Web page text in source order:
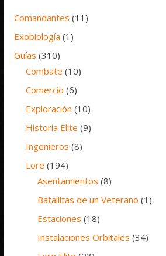
Comandantes (11)
Exobiología (1)
Guías (310)
Combate (10)
Comercio (6)
Exploración (10)
Historia Elite (9)
Ingenieros (8)
Lore (194)
Asentamientos (8)
Batallitas de un Veterano (1)
Estaciones (18)
Instalaciones Orbitales (34)